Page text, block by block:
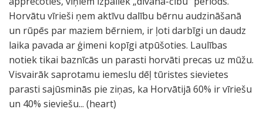
Horvātu vīrieši ņem aktīvu dalību bērnu audzināšanā
un rūpēs par maziem bērniem, ir ļoti darbīgi un daudz
laika pavada ar ģimeni kopīgi atpūšoties. Laulības
notiek tikai baznīcās un parasti horvāti precas uz mūžu.
Visvairāk saprotamu iemeslu dēļ tūristes sievietes
parasti sajūsminās pie ziņas, ka Horvātijā 60% ir vīriešu
un 40% sieviešu... (heart)